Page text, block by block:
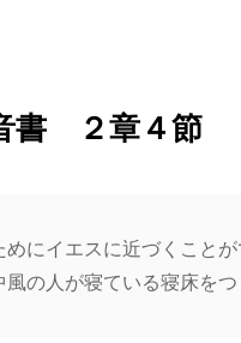
書 ２章４節
にイエスに近づくこと
風の人が寝ている寝床を